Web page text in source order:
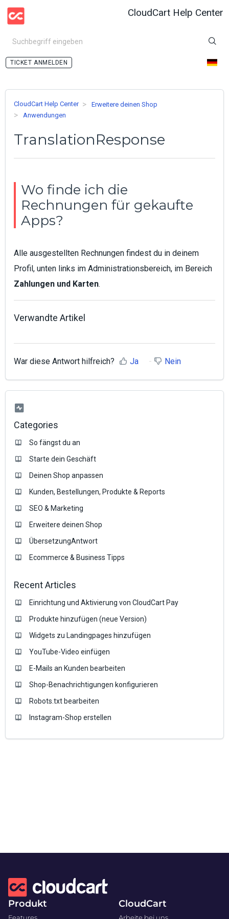
CloudCart Help Center
ANMELDEN
CloudCart Help Center
Erweitere deinen Shop
Anwendungen
TranslationResponse
Wo finde ich die
Rechnungen für gekaufte
Apps?
Alle ausgestellten Rechnungen findest du in deinem
Profil, unten links im Administrationsbereich, im Bereich
Zahlungen und Karten.
Verwandte Artikel
War diese Antwort hilfreich? Ja Nein
Categories
So fängst du an
Starte dein Geschäft
Deinen Shop anpassen
Kunden, Bestellungen, Produkte & Reports
SEO & Marketing
Erweitere deinen Shop
ÜbersetzungAntwort
Ecommerce & Business Tipps
Recent Articles
Einrichtung und Aktivierung von CloudCart Pay
Produkte hinzufügen (neue Version)
Widgets zu Landingpages hinzufügen
YouTube-Video einfügen
E-Mails an Kunden bearbeiten
Shop-Benachrichtigungen konfigurieren
Robots.txt bearbeiten
Instagram-Shop erstellen
Produkt
Features
CloudCart
Arbeite bei uns